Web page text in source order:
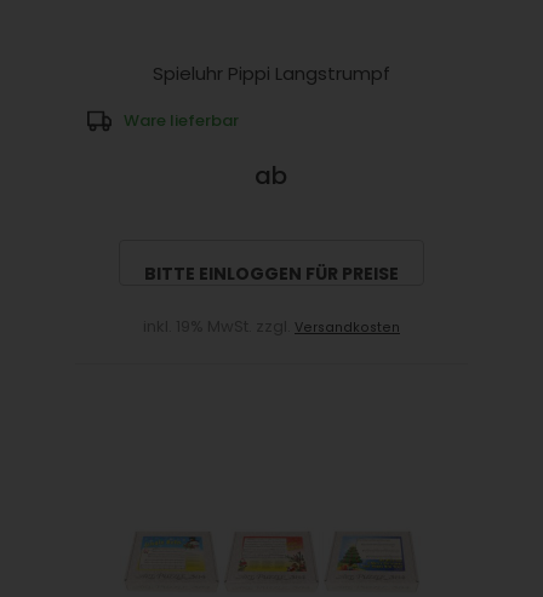
Spieluhr Pippi Langstrumpf
Ware lieferbar
ab
BITTE EINLOGGEN FÜR PREISE
Versandkosten